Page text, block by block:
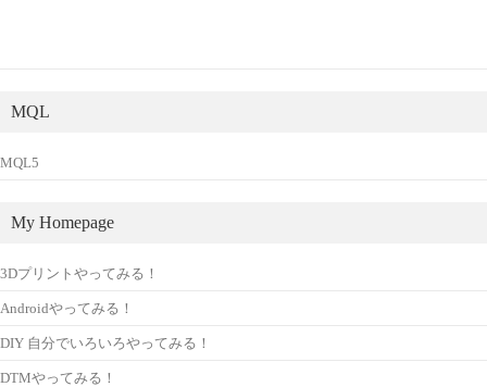
MQL
MQL5
My Homepage
3Dプリントやってみる！
Androidやってみる！
DIY 自分でいろいろやってみる！
DTMやってみる！